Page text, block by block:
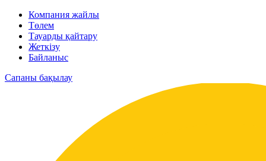
Компания жайлы
Төлем
Тауарды қайтару
Жеткізу
Байланыс
Сапаны бақылау